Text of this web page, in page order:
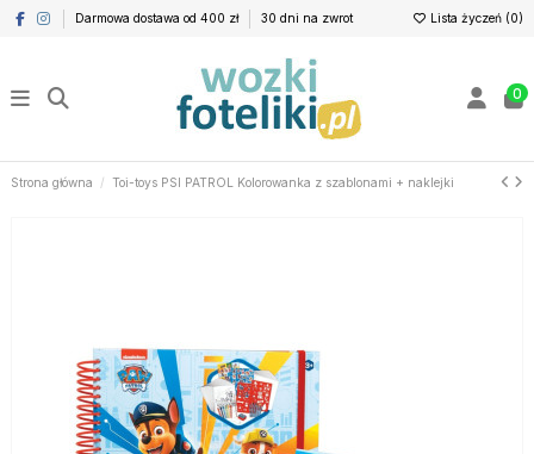
Darmowa dostawa od 400 zł 30 dni na zwrot Lista życzeń (0)
0
Strona główna Toi-toys PSI PATROL Kolorowanka z szablonami + naklejki